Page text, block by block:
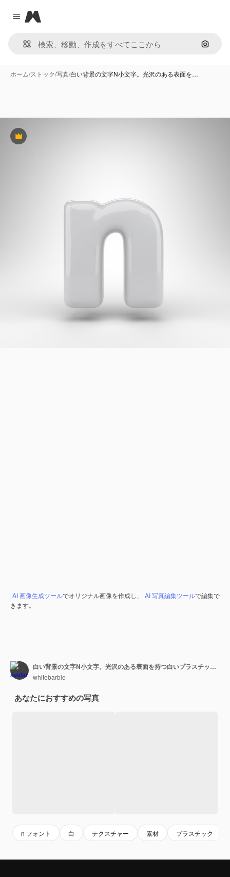
Close menu
Magnific
画像で
ホーム/ストック/写真/白い背景の文字N小文字。光沢のある表面を…
Premium
AI 画像生成ツールでオリジナル画像を作成し、 AI 写真編集ツールで編集で
きます。
白い背景の文字N小文字。光沢のある表面を持つ白いプラスチックの3Dレンダリングフォント。
whitebarbie
あなたにおすすめの写真
n フォント 白 テクスチャー 素材 プラスチック